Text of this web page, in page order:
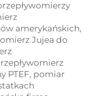
amerykańskich,
Jujea do
PTEF, pomiar